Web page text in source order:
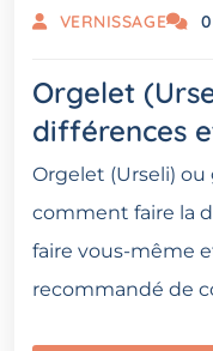
VERNISSAGE
Orgelet
différences
Orgelet (Urseli) ou
comment faire la
faire vous-même
recommandé de